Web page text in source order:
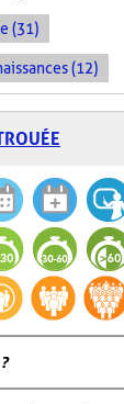
(31)
(12)